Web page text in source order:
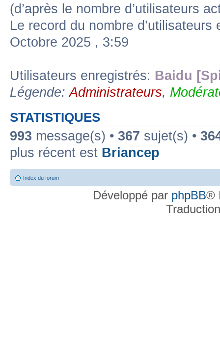
(d’après le nombre d’utilisateurs
Le record du nombre
Octobre 2025 , 3:59
Utilisateurs enregistrés: Baidu
Légende:Administrateurs,
STATISTIQUES
993 message(s) • 367 sujet(s) •
plus récent est Briancep
Index du forum
Développé par phpBB®